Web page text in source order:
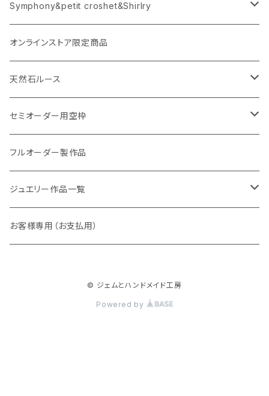
Symphony&petit croshet&Shirlry
Symphony（シンフォニー）
Petit crochet（プチ・クロシェ）
Shirlry（シアリー）
オンラインストア限定商品
天然石ルース
パライバトルマリン
アレキサンドライト
パパラチアサファイア
グランディエディエライト
セミオーダー用空枠
リング
ラウンド
オーバル
ネックレス・ペンダント
ラウンド
ピアス
フルオーダー製作品
ジュエリー作品一覧
リング
お客様専用（お支払用）
© ジェムとハンドメイド工房
Powered by